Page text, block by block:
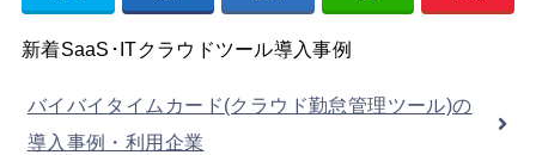
新着SaaS･ITクラウドツール導入事例
バイバイタイムカード(クラウド勤怠管理ツール)の
導入事例・利用企業